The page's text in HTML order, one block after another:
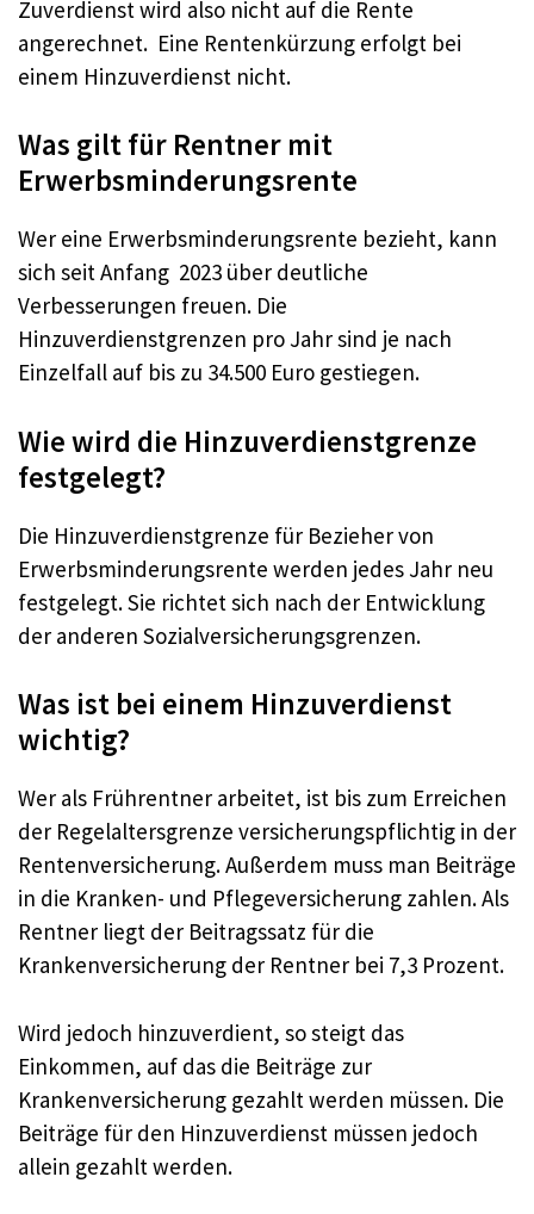
Zuverdienst wird also nicht auf die Rente
angerechnet. Eine Rentenkürzung erfolgt bei
einem Hinzuverdienst nicht.
Was gilt für Rentner mit
Erwerbsminderungsrente
Wer eine Erwerbsminderungsrente bezieht, kann
sich seit Anfang 2023 über deutliche
Verbesserungen freuen. Die
Hinzuverdienstgrenzen pro Jahr sind je nach
Einzelfall auf bis zu 34.500 Euro gestiegen.
Wie wird die Hinzuverdienstgrenze
festgelegt?
Die Hinzuverdienstgrenze für Bezieher von
Erwerbsminderungsrente werden jedes Jahr neu
festgelegt. Sie richtet sich nach der Entwicklung
der anderen Sozialversicherungsgrenzen.
Was ist bei einem Hinzuverdienst
wichtig?
Wer als Frührentner arbeitet, ist bis zum Erreichen
der Regelaltersgrenze versicherungspflichtig in der
Rentenversicherung. Außerdem muss man Beiträge
in die Kranken- und Pflegeversicherung zahlen. Als
Rentner liegt der Beitragssatz für die
Krankenversicherung der Rentner bei 7,3 Prozent.
Wird jedoch hinzuverdient, so steigt das
Einkommen, auf das die Beiträge zur
Krankenversicherung gezahlt werden müssen. Die
Beiträge für den Hinzuverdienst müssen jedoch
allein gezahlt werden.